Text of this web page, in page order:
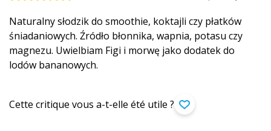
Naturalny słodzik do smoothie, koktajli czy płatków
śniadaniowych. Źródło błonnika, wapnia, potasu czy
magnezu. Uwielbiam Figi i morwę jako dodatek do
lodów bananowych.
Cette critique vous a-t-elle été utile ?